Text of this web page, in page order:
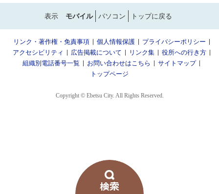
表示 モバイル パソコン トップに戻る
リンク・著作権・免責事項 個人情報保護
プライバシーポリシー
アクセシビリティ
広告掲載について リンク集
役所への行き方
組織別電話番号一覧
お問い合わせはこちら
サイトマップ
トップページ
Copyright © Ebetsu City. All Rights Reserved.